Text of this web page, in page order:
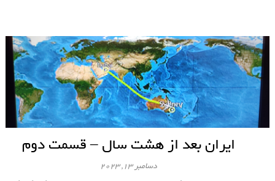
ایران بعد از هشت سال – قسمت دوم
دسامبر 13, 2023